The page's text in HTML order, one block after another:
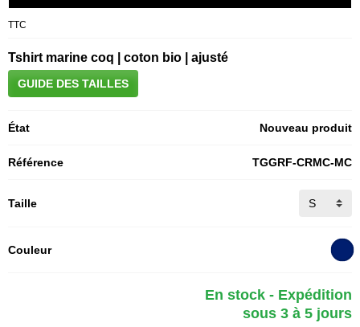
TTC
Tshirt marine coq | coton bio | ajusté
GUIDE DES TAILLES
État Nouveau produit
Référence TGGRF-CRMC-MC
Taille
Couleur
En stock - Expédition
sous 3 à 5 jours